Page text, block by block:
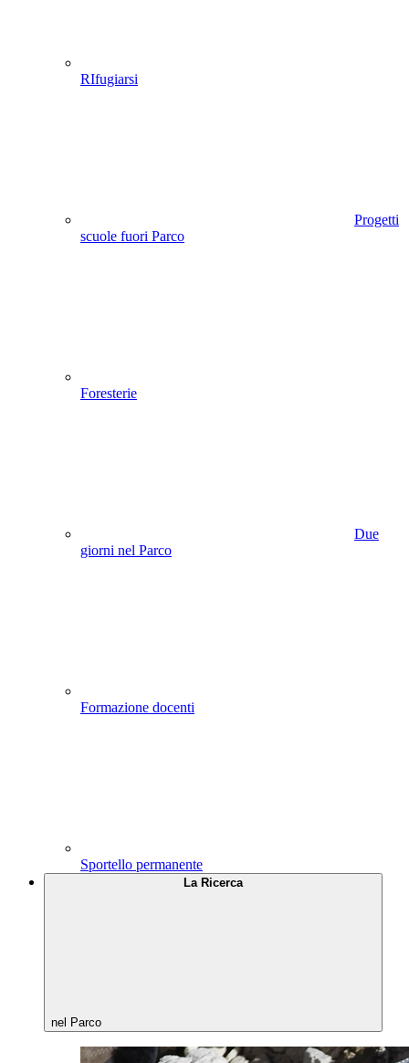
RIfugiarsi
Progetti
scuole fuori Parco
Foresterie
Due
giorni nel Parco
Formazione docenti
Sportello permanente
La Ricerca
nel Parco